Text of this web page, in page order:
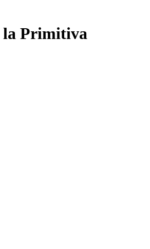
la Primitiva